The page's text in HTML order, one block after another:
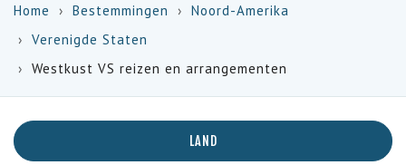
Home Bestemmingen
Noord-Amerika
Verenigde Staten
Westkust VS reizen en arrangementen
LAND